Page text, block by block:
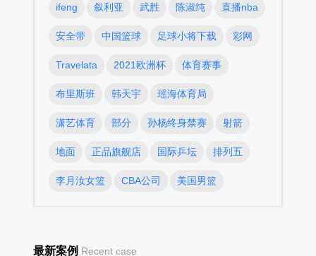
ifeng 叙利亚 武胜 陈淑纯 直播nba
安全带 中国篮球 足球小将下载 彩网
Travelata 2021欧洲杯 体育赛事
布里斯班 韩天宇 瑶海体育局
潇艺体育 部分 孙杨终身禁赛 射箭
地面 正品旗舰店 国际乒坛 排列五
李月汝女篮 CBA公司 美国男篮
最新案例 Recent case